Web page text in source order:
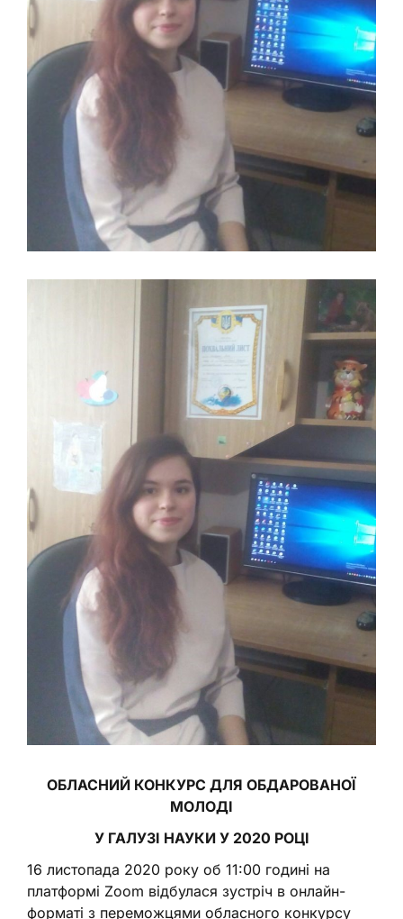
ОБЛАСНИЙ КОНКУРС ДЛЯ ОБДАРОВАНОЇ
МОЛОДІ
У ГАЛУЗІ НАУКИ У 2020 РОЦІ
16 листопада 2020 року об 11:00 годині на
платформі Zoom відбулася зустріч в онлайн-
форматі з переможцями обласного конкурсу